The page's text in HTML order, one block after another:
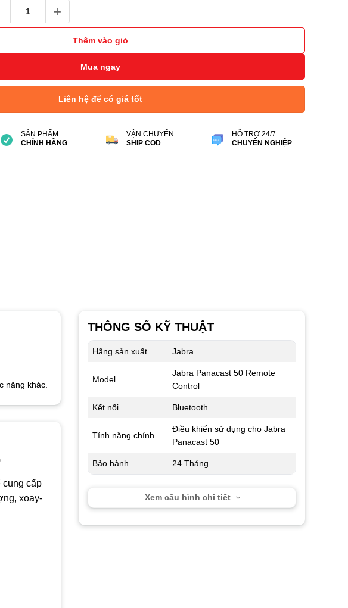
Thêm vào giỏ
Mua ngay
Liên hệ để có giá tốt
SẢN PHẨM
CHÍNH HÃNG
VẬN CHUYỂN
SHIP COD
HỖ TRỢ 24/7
CHUYÊN NGHIỆP
năng khác.
cung cấp
xoay-
THÔNG SỐ KỸ THUẬT
Hãng sản xuất Jabra
Model
Jabra Panacast 50 Remote
Control
Kết nối Bluetooth
Tính năng chính
Điều khiển sử dụng cho Jabra
Panacast 50
Bảo hành 24 Tháng
Xem cấu hình chi tiết